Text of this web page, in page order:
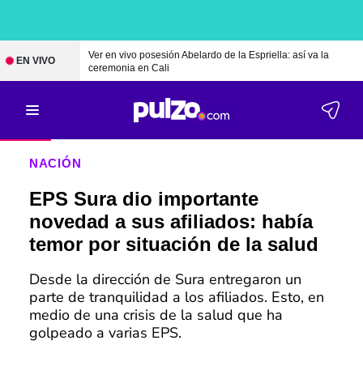
EN VIVO
Ver en vivo posesión Abelardo de la Espriella: así va la
ceremonia en Cali
NACIÓN
EPS Sura dio importante
novedad a sus afiliados: había
temor por situación de la salud
Desde la dirección de Sura entregaron un
parte de tranquilidad a los afiliados. Esto, en
medio de una crisis de la salud que ha
golpeado a varias EPS.